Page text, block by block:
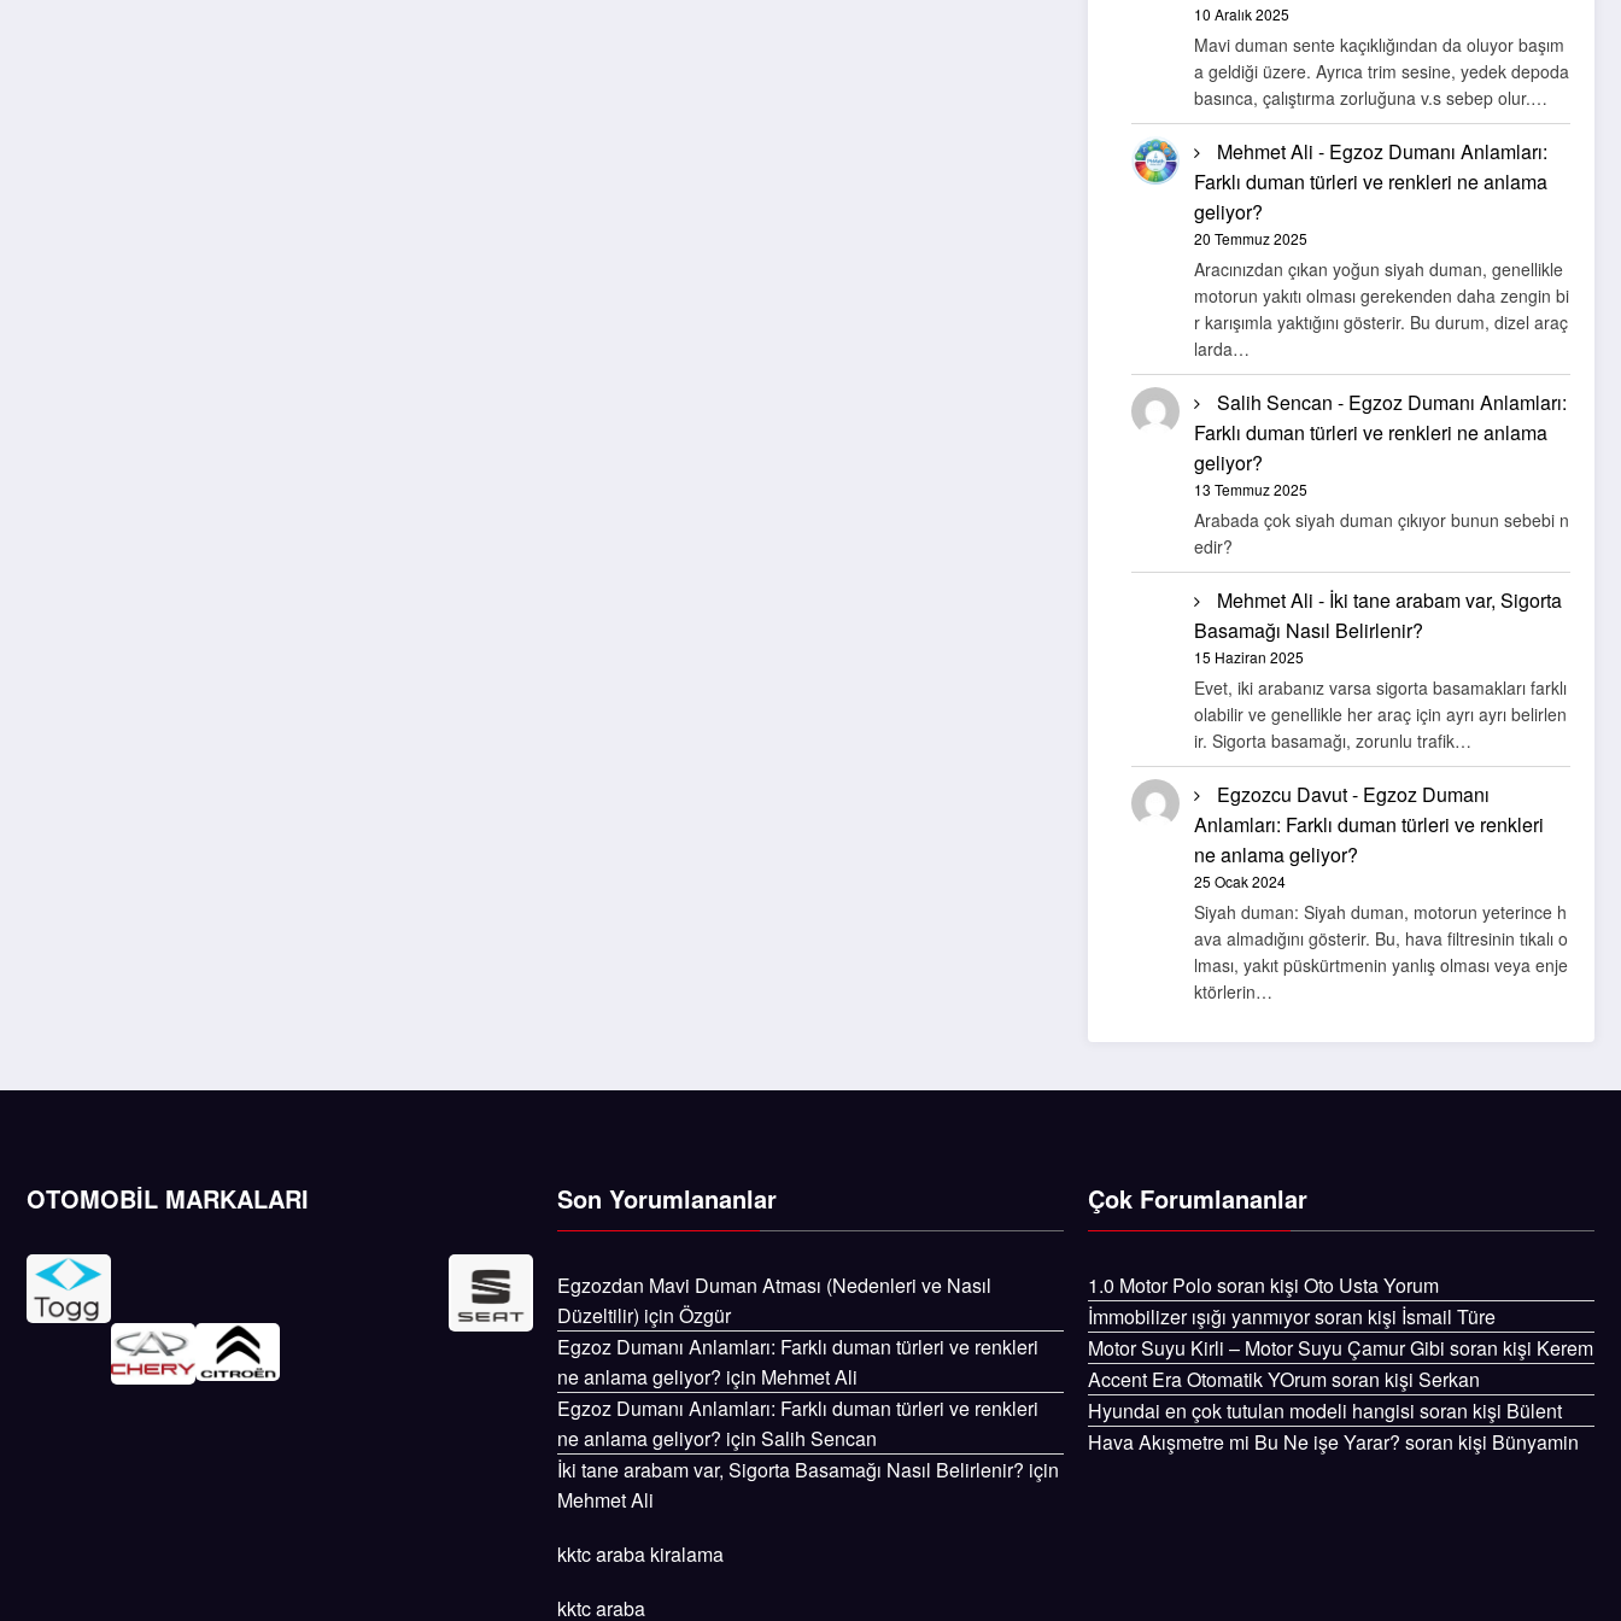
10 Aralık 2025
Mavi duman sente kaçıklığından da oluyor başım
a geldiği üzere. Ayrıca trim sesine, yedek depoda
basınca, çalıştırma zorluğuna v.s sebep olur.…
Mehmet Ali - Egzoz Dumanı Anlamları:
Farklı duman türleri ve renkleri ne anlama
geliyor?
20 Temmuz 2025
Aracınızdan çıkan yoğun siyah duman, genellikle
motorun yakıtı olması gerekenden daha zengin bi
r karışımla yaktığını gösterir. Bu durum, dizel araç
larda…
Salih Sencan - Egzoz Dumanı Anlamları:
Farklı duman türleri ve renkleri ne anlama
geliyor?
13 Temmuz 2025
Arabada çok siyah duman çıkıyor bunun sebebi n
edir?
Mehmet Ali - İki tane arabam var, Sigorta
Basamağı Nasıl Belirlenir?
15 Haziran 2025
Evet, iki arabanız varsa sigorta basamakları farklı
olabilir ve genellikle her araç için ayrı ayrı belirlen
ir. Sigorta basamağı, zorunlu trafik…
Egzozcu Davut- Egzoz Dumanı
Anlamları: Farklı duman türleri ve renkleri
ne anlama geliyor?
25 Ocak 2024
Siyah duman: Siyah duman, motorun yeterince h
ava almadığını gösterir. Bu, hava filtresinin tıkalı o
lması, yakıt püskürtmenin yanlış olması veya enje
ktörlerin…
OTOMOBİL MARKALARI Son Yorumlananlar
Egzozdan Mavi Duman Atması (Nedenleri ve Nasıl
Düzeltilir) içinÖzgür
Egzoz Dumanı Anlamları: Farklı duman türleri ve renkleri
ne anlama geliyor? için Mehmet Ali
Egzoz Dumanı Anlamları: Farklı duman türleri ve renkleri
ne anlama geliyor? içinSalih Sencan
İki tane arabam var, Sigorta Basamağı Nasıl Belirlenir? için
Mehmet Ali
kktc araba kiralama
kktc araba
Çok Forumlananlar
1.0 Motor Polosoran kişiOto Usta Yorum
İmmobilizer ışığı yanmıyorsoran kişi İsmail Türe
Motor Suyu Kirli – Motor Suyu Çamur Gibi soran kişi Kerem
Accent Era Otomatik YOrumsoran kişi Serkan
Hyundai en çok tutulan modeli hangisi soran kişi Bülent
Hava Akışmetre mi Bu Ne işe Yarar? soran kişi Bünyamin